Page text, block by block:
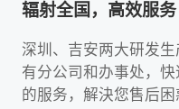
辐射全国，高效服务
深圳、吉安两大研发
有分公司和办事处，
的服务，解決您售后困